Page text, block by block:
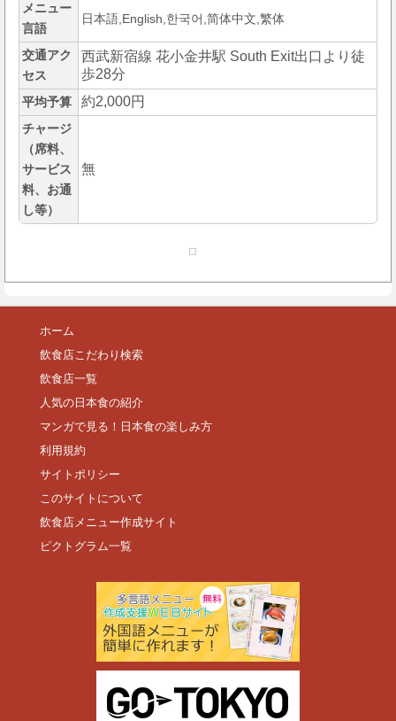
メニュー
言語
日本語,English,한국어,简体中文,繁体
交通アク
セス
西武新宿線 花小金井駅 South Exit出口より徒
歩28分
平均予算 約2,000円
チャージ
（席料、
サービス
料、お通
し等）
無
ホーム
飲食店こだわり検索
飲食店一覧
人気の日本食の紹介
マンガで見る！日本食の楽しみ方
利用規約
サイトポリシー
このサイトについて
飲食店メニュー作成サイト
ピクトグラム一覧